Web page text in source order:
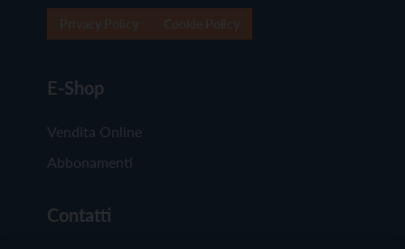
E-Shop
Vendita Online
Abbonamenti
Contatti